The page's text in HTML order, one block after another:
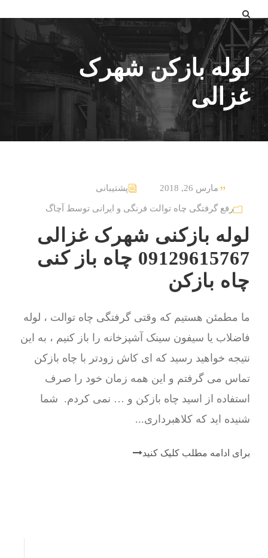
لوله بازکن شهرک
غزالی
مارس 26, 2018 پشتیبانی
رفع گرفتگی چاه توالت فرنگی و ایرانی توسط آچاگ
لوله بازکنی شهرک غزالی
09129615767 چاه باز کنی
چاه بازکن
ما مطمئن هستیم که وقتی گرفتگی چاه توالت ، لوله
فاضلاب یا سیفون سینک آشپزخانه را باز کنیم ، به این
نتیجه خواهید رسید که ای کاش زودتر با چاه بازکن
تماس می گرفتم و این همه زمان خود را صرف
استفاده از اسید چاه بازکن و … نمی کردم. شما
شنیده اید که کلاهبرداری...
برای ادامه مطلب کلیک کنید